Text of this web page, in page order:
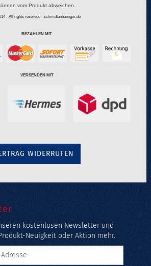
vom Produkt abweichen.
- All rights reserved - schmidtanhaenger.de
BEZAHLEN MIT
VERSENDEN MIT
WIDERRUFEN
kostenlosen Newsletter und
Neuigkeit oder Aktion mehr.